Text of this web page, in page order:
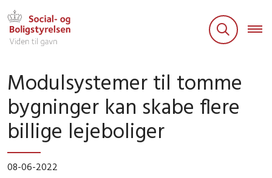
Modulsystemer til tomme
bygninger kan skabe flere
billige lejeboliger
08-06-2022